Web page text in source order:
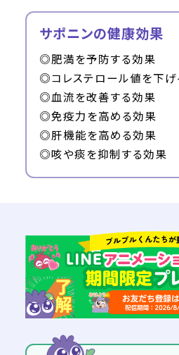
サポニンの健康効果
◎肥満を予防する効果
◎コレステロール値を下げ
◎血流を改善する効果
◎免疫力を高める効果
◎肝機能を高める効果
◎咳や痰を抑制する効果